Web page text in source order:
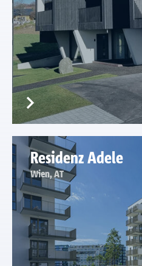
Residenz Adele
Wien, AT